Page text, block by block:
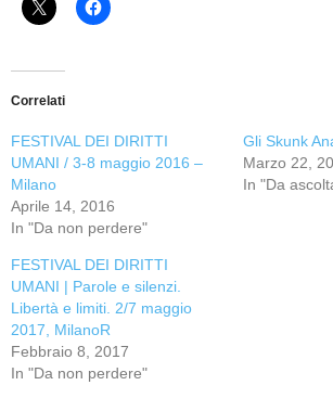
Correlati
FESTIVAL DEI DIRITTI
UMANI / 3-8 maggio 2016 –
Milano
Aprile 14, 2016
In "Da non perdere"
Gli Skunk
Marzo 22,
In "Da
FESTIVAL DEI DIRITTI
UMANI | Parole e silenzi.
Libertà e limiti. 2/7 maggio
2017, MilanoR
Febbraio 8, 2017
In "Da non perdere"